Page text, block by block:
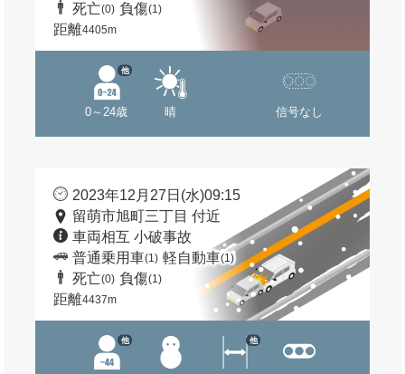
死亡(0) 負傷(1)
距離4405m
0～24歳
他
晴 信号なし
2023年12月27日(水)09:15
留萌市旭町三丁目 付近
車両相互 小破事故
普通乗用車(1) 軽自動車(1)
死亡(0) 負傷(1)
距離4437m
他 他